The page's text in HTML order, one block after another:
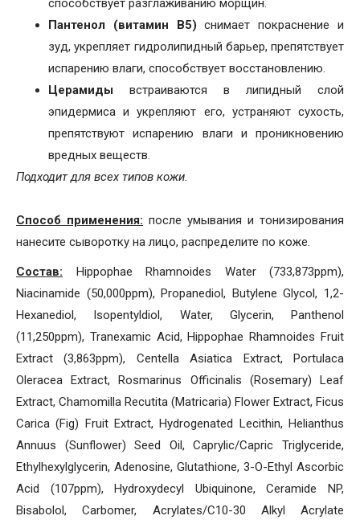
способствует разглаживанию морщин.
Пантенол (витамин B5) снимает покраснение и
зуд, укрепляет гидролипидный барьер, препятствует
испарению влаги, способствует восстановлению.
Церамиды встраиваются в липидный слой
эпидермиса и укрепляют его, устраняют сухость,
препятствуют испарению влаги и проникновению
вредных веществ.
Подходит для всех типов кожи.
Способ применения: после умывания и тонизирования
нанесите сыворотку на лицо, распределите по коже.
Состав: Hippophae Rhamnoides Water (733,873ppm),
Niacinamide (50,000ppm), Propanediol, Butylene Glycol, 1,2-
Hexanediol, Isopentyldiol, Water, Glycerin, Panthenol
(11,250ppm), Tranexamic Acid, Hippophae Rhamnoides Fruit
Extract (3,863ppm), Centella Asiatica Extract, Portulaca
Oleracea Extract, Rosmarinus Officinalis (Rosemary) Leaf
Extract, Chamomilla Recutita (Matricaria) Flower Extract, Ficus
Carica (Fig) Fruit Extract, Hydrogenated Lecithin, Helianthus
Annuus (Sunflower) Seed Oil, Caprylic/Capric Triglyceride,
Ethylhexylglycerin, Adenosine, Glutathione, 3-O-Ethyl Ascorbic
Acid (107ppm), Hydroxydecyl Ubiquinone, Ceramide NP,
Bisabolol, Carbomer, Acrylates/C10-30 Alkyl Acrylate